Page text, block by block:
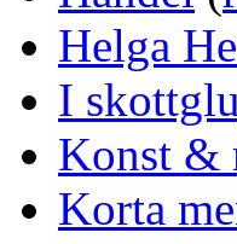
Helga
I
Konst &
Korta